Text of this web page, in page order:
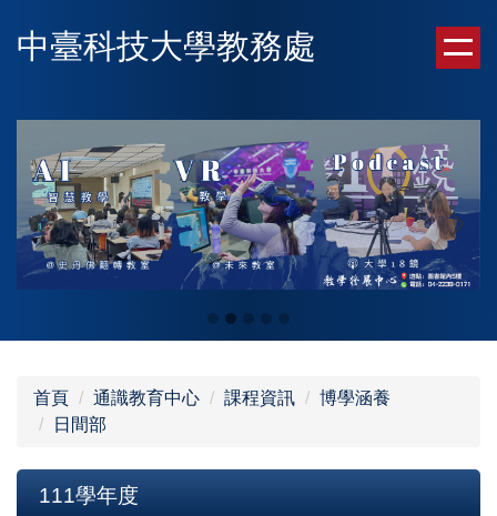
到
內
中臺科技大學教務處
首頁 通識教育中心 課程資訊
博學涵養
日間部
111學年度